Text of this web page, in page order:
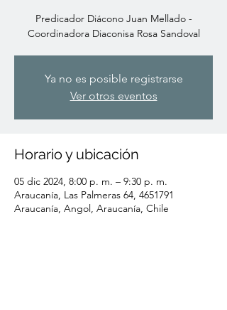
Predicador Diácono Juan Mellado -
Coordinadora Diaconisa Rosa Sandoval
Ya no es posible registrarse
Ver otros eventos
Horario y ubicación
05 dic 2024, 8:00 p. m. – 9:30 p. m.
Araucanía, Las Palmeras 64, 4651791
Araucanía, Angol, Araucanía, Chile